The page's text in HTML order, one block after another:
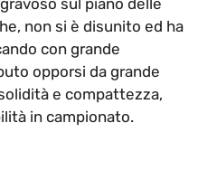
non si è disunito ed ha
con grande
opporsi da grande
e compattezza,
in campionato.